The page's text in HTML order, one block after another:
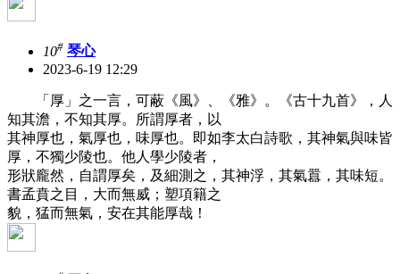
10# 琴心
2023-6-19 12:29
「厚」之一言，可蔽《風》、《雅》。《古十九首》，人
知其澹，不知其厚。所謂厚者，以
其神厚也，氣厚也，味厚也。即如李太白詩歌，其神氣與味皆
厚，不獨少陵也。他人學少陵者，
形狀龐然，自謂厚矣，及細測之，其神浮，其氣囂，其味短。
書孟賁之目，大而無威；塑項籍之
貌，猛而無氣，安在其能厚哉！